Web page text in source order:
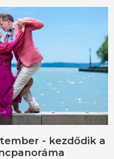
- kezdődik a